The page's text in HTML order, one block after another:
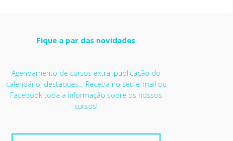
Fique a par das novidades
Agendamento de cursos extra, publicação do
calendário, destaques… Receba no seu e-mail ou
Facebook toda a informação sobre os nossos
cursos!